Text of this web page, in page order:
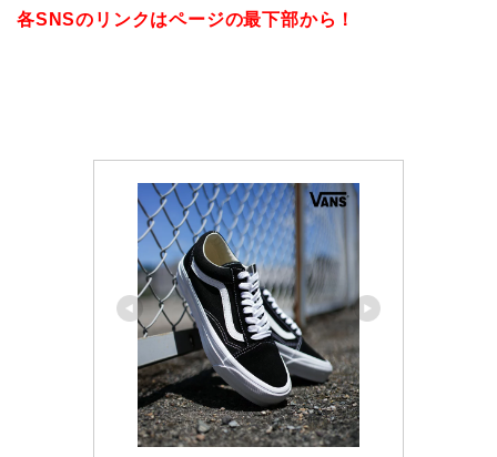
各SNSのリンクはページの最下部から！